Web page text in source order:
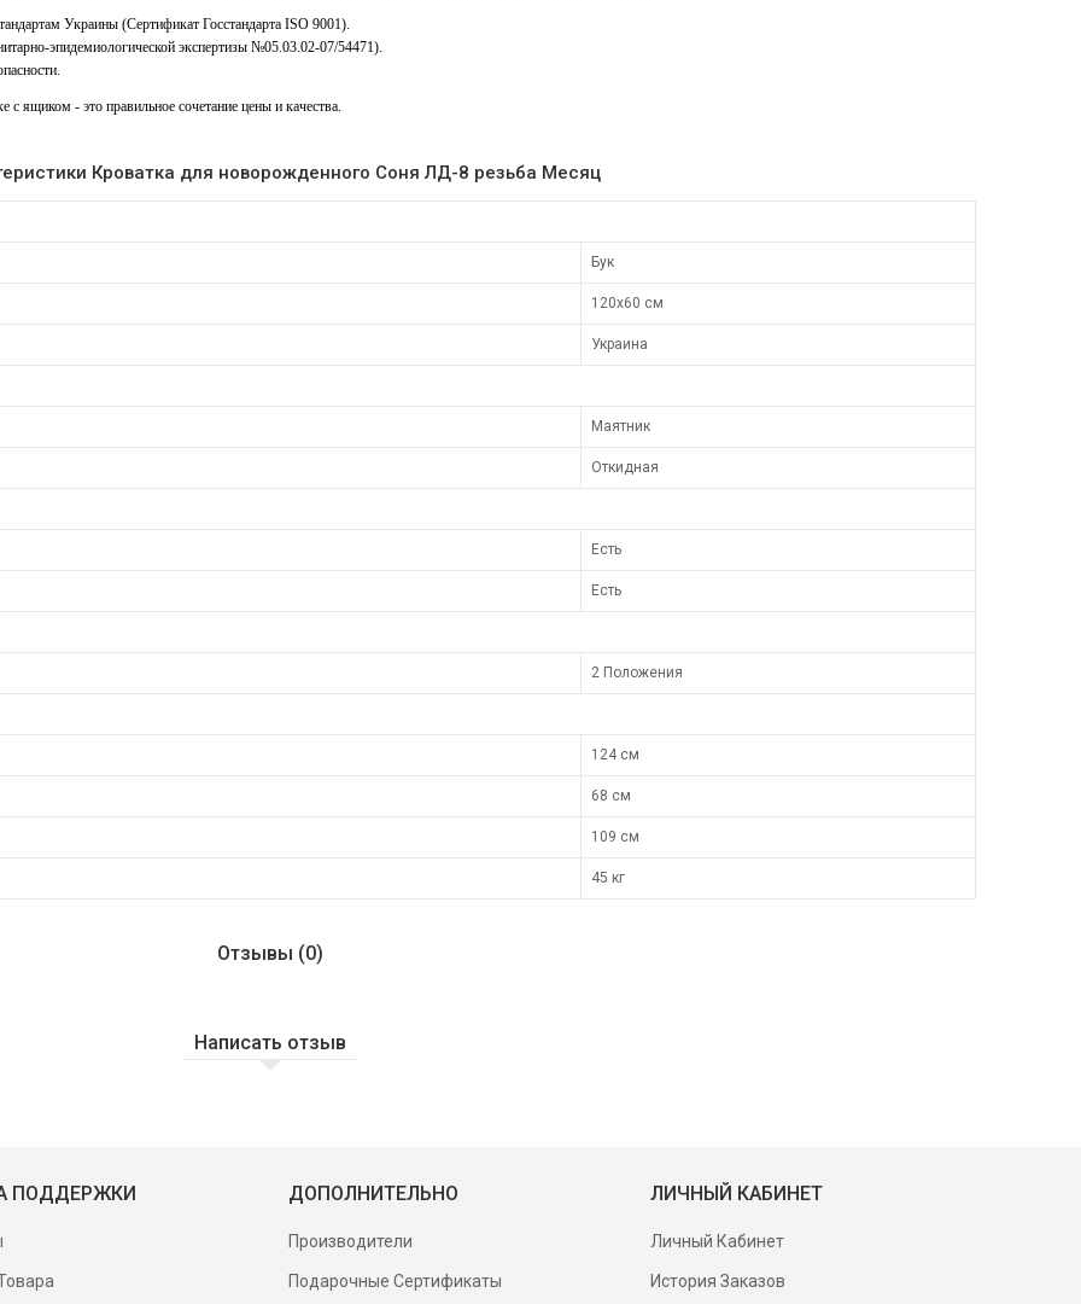
Украины (Сертификат Госстандарта ISO 9001).
эпидемиологической экспертизы №05.03.02-07/54471).
ящиком - это правильное сочетание цены и качества.
Кроватка для новорожденного Соня ЛД-8 резьба Месяц
Бук
120x60 см
Украина
Маятник
Откидная
Есть
Есть
2 Положения
124 см
68 см
109 см
45 кг
Отзывы (0)
Написать отзыв
ПОДДЕРЖКИ ДОПОЛНИТЕЛЬНО
Производители
Подарочные Сертификаты
ЛИЧНЫЙ КАБИНЕТ
Личный Кабинет
История Заказов